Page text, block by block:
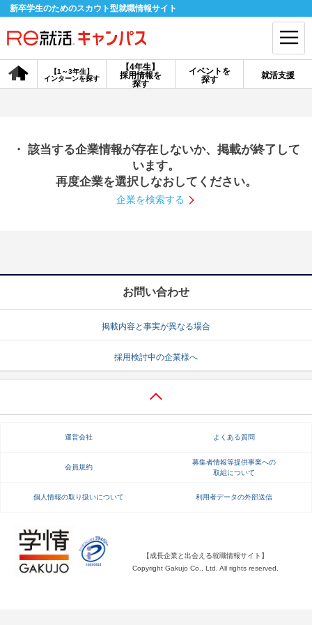
新卒学生のためのスカウト型就職情報サイト
【4年生】
採用情報を
探す
【1～3年生】
インターンを探す
イベントを
探す
就活支援
会員登録 ログイン
探す
【4年生】
説明会を探す
就活ノウハウ・サポート
就活ノウハウが満載！ お役立ち記事・相談室など
就活ニュースペーパー よくある質問
不明点があればこちら
・ 該当する企業情報が存在しないか、掲載が終了して
います。
再度企業を選択しなおしてください。
企業を検索する
お問い合わせ
掲載内容と事実が異なる場合
採用検討中の企業様へ
運営会社 よくある質問
会員規約
募集者情報等提供事業への
取組について
個人情報の取り扱いについて 利用者データの外部送信
【成長企業と出会える就職情報サイト】
Copyright Gakujo Co., Ltd. All rights reserved.